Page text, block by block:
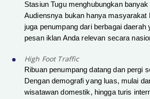
Stasiun Tugu menghubungkan banyak
Audiensnya bukan hanya masyarakat
juga penumpang dari berbagai daerah
pesan iklan Anda relevan secara
High Foot Traffic
Ribuan penumpang datang dan pergi
Dengan demografi yang luas, mulai
wisatawan domestik, hingga turis